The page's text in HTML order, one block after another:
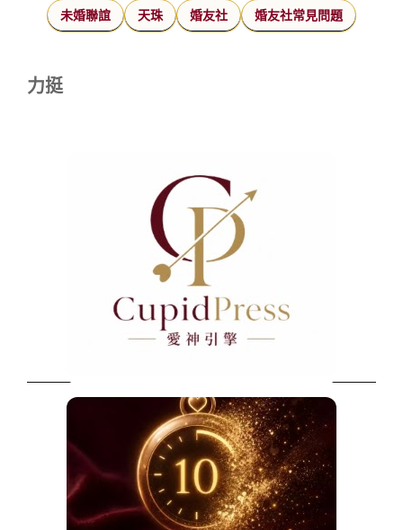
未婚聯誼 天珠 婚友社 婚友社常見問題
力挺